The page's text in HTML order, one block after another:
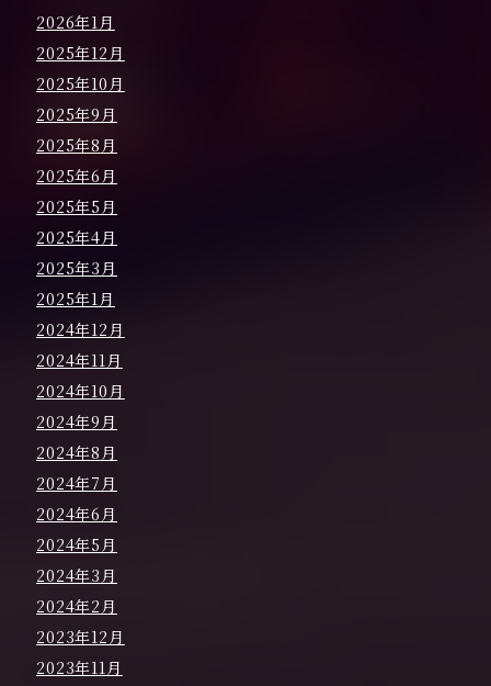
2026年1月
2025年12月
2025年10月
2025年9月
2025年8月
2025年6月
2025年5月
2025年4月
2025年3月
2025年1月
2024年12月
2024年11月
2024年10月
2024年9月
2024年8月
2024年7月
2024年6月
2024年5月
2024年3月
2024年2月
2023年12月
2023年11月